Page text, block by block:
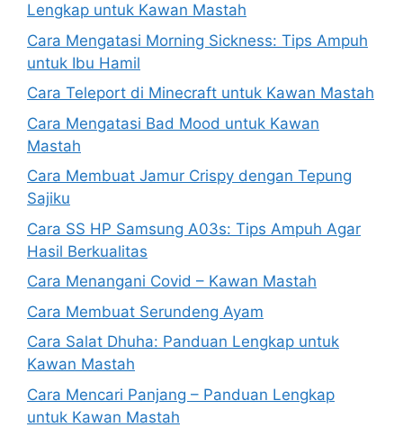
Lengkap untuk Kawan Mastah
Cara Mengatasi Morning Sickness: Tips Ampuh
untuk Ibu Hamil
Cara Teleport di Minecraft untuk Kawan Mastah
Cara Mengatasi Bad Mood untuk Kawan
Mastah
Cara Membuat Jamur Crispy dengan Tepung
Sajiku
Cara SS HP Samsung A03s: Tips Ampuh Agar
Hasil Berkualitas
Cara Menangani Covid – Kawan Mastah
Cara Membuat Serundeng Ayam
Cara Salat Dhuha: Panduan Lengkap untuk
Kawan Mastah
Cara Mencari Panjang – Panduan Lengkap
untuk Kawan Mastah